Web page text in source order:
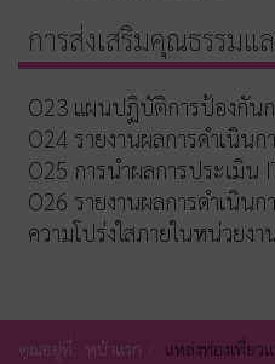
การส่งเสริมคุณธรรมแ
O23 แผนปฏิบัติการป้องกัน
O24 รายงานผลการดำเนิน
O25 การนำผลการประเมิน
O26 รายงานผลการดำเนิน
ความโปร่งใสภายในหน่วยงา
คุณอยู่ที่: หน้าแรก แหล่งท่องเที่ย